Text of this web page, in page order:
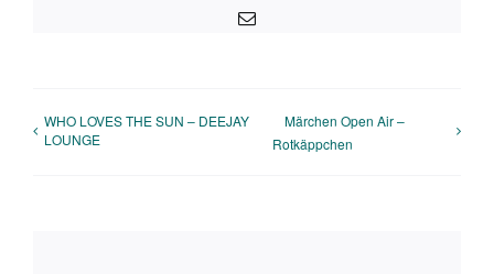
E-
WHO LOVES THE SUN – DEEJAY
LOUNGE
Märchen Open Air –
Rotkäppchen